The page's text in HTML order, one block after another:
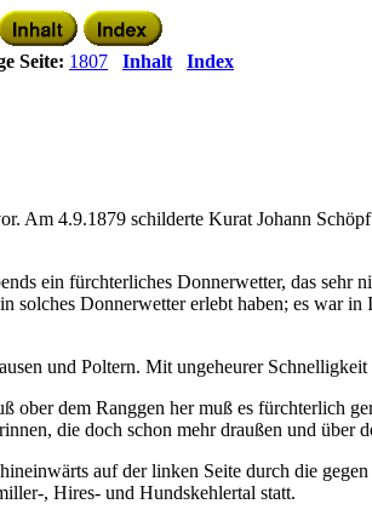
Seite: 1807 Inhalt Index
Am 4.9.1879 schilderte Kurat Johann
ein fürchterliches Donnerwetter, das
solches Donnerwetter erlebt haben; es
und Poltern. Mit ungeheurer
dem Ranggen her muß es fürchterlich
die doch schon mehr draußen und über
auf der linken Seite durch die
, Hires- und Hundskehlertal statt.